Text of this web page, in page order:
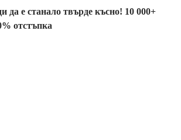
да е станало твърде късно! 10 000+
отстъпка